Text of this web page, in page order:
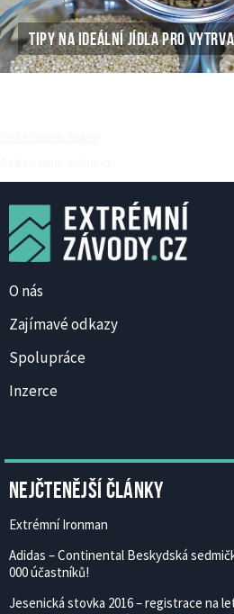
TIPY NA IDEÁLNÍ JÍDLA PRO
O nás
Zajímavé odkazy
Spolupráce
Inzerce
Nejčtenější články
Extrémní Ironman
Adidas – Continental Beskydská
000 účastníků!
Jesenická stovka 2016 – registrace na